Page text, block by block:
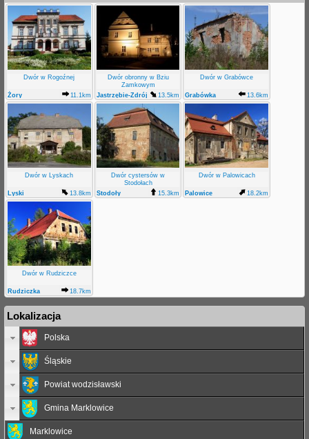
Dwór w Rogoźnej
Żory 11.1km
Dwór obronny w Bziu
Zamkowym
Jastrzębie-Zdrój
Bzie Zameckie
13.5km
Dwór w Grabówce
Grabówka 13.6km
Dwór w Lyskach
Lyski 13.8km
Dwór cystersów w
Stodołach
Stodoły
15.3km
Dwór w Palowicach
Palowice 18.2km
Dwór w Rudziczce
Rudziczka 18.7km
Lokalizacja
Polska
Śląskie
Powiat wodzisławski
Gmina Marklowice
Marklowice